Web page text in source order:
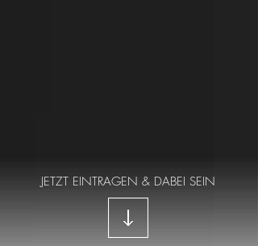
JETZT EINTRAGEN & DABEI SEIN